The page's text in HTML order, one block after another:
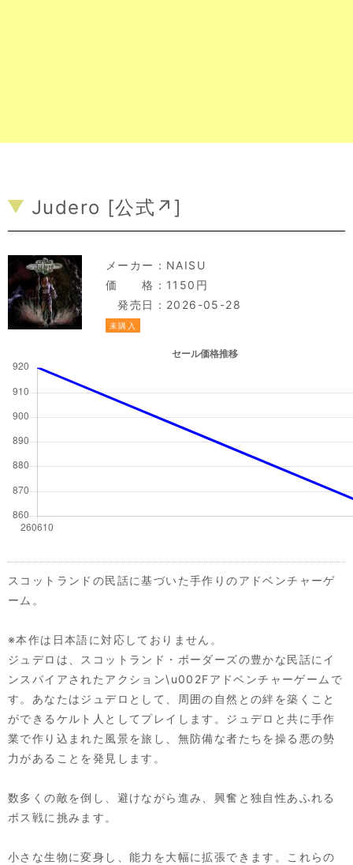
Judero [公式↗]
メーカー： NAISU
価 格：1150円
発売日：2026-05-28
未購入
スコットランドの民話に基づいた手作りのアドベンチャーゲ
ーム。
※本作は日本語に対応しておりません。
ジュデロは、スコットランド・ボーダーズの豊かな民話にイ
ンスパイアされたアクション\u002Fアドベンチャーゲームで
す。あなたはジュデロとして、周囲の自然との絆を築くこと
ができるケルト人としてプレイします。ジュデロと共に手作
業で作り込まれた風景を旅し、無防備な者たちを操る悪の勢
力があることを発見します。
数多くの敵を倒し、避けながら進み、興奮と独自性あふれる
ボス戦に挑みます。
小さな生物に変身し、能力を大幅に拡張できます。これらの